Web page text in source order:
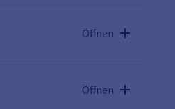
Öffnen
Öffnen